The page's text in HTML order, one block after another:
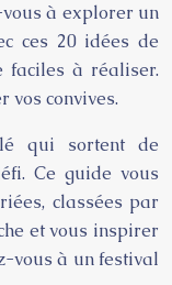
à explorer un
ces 20 idées de
faciles à réaliser.
vos convives.
qui sortent de
Ce guide vous
classées par
et vous inspirer
vous à un festival